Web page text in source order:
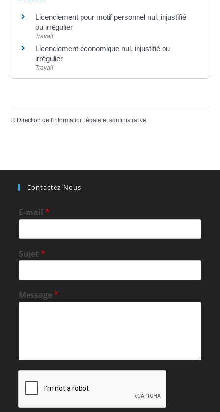
Licenciement pour motif personnel nul, injustifié
ou irrégulier
Travail
Licenciement économique nul, injustifié ou
irrégulier
Travail
© Direction de l'information légale et administrative
Contactez-Nous
E-mail*
Sujet*
Message*